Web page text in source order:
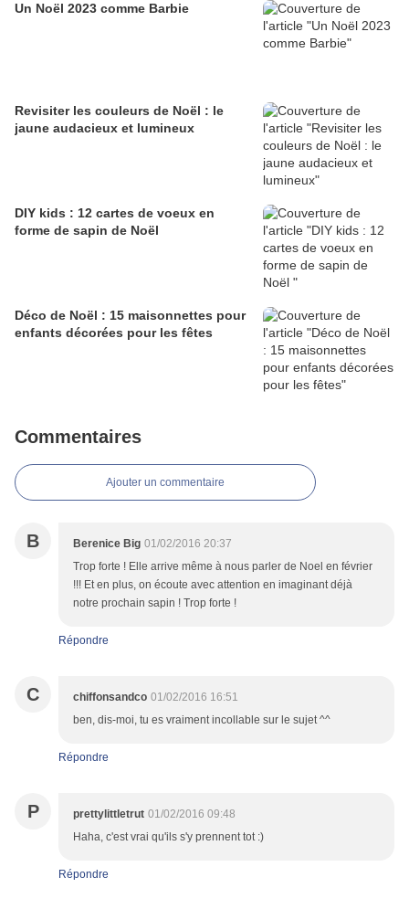
Un Noël 2023 comme Barbie
Revisiter les couleurs de Noël : le
jaune audacieux et lumineux
DIY kids : 12 cartes de voeux en
forme de sapin de Noël
Déco de Noël : 15 maisonnettes pour
enfants décorées pour les fêtes
Commentaires
Ajouter un commentaire
B Berenice Big 01/02/2016 20:37
Trop forte ! Elle arrive même à nous parler de Noel en février
!!! Et en plus, on écoute avec attention en imaginant déjà
notre prochain sapin ! Trop forte !
Répondre
C chiffonsandco 01/02/2016 16:51
ben, dis-moi, tu es vraiment incollable sur le sujet ^^
Répondre
P prettylittletrut 01/02/2016 09:48
Haha, c'est vrai qu'ils s'y prennent tot :)
Répondre